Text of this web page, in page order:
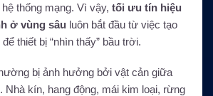
thống mạng. Vì vậy, tối ưu tín hiệu
ở vùng sâu luôn bắt đầu từ việc tạo
thiết bị “nhìn thấy” bầu trời.
bị ảnh hưởng bởi vật cản giữa
Nhà kín, hang động, mái kim loại, rừng